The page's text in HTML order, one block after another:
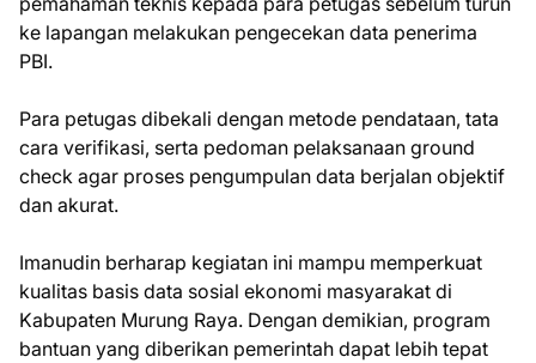
ke lapangan melakukan pengecekan data penerima
PBI.
Para petugas dibekali dengan metode pendataan, tata
cara verifikasi, serta pedoman pelaksanaan ground
check agar proses pengumpulan data berjalan objektif
dan akurat.
Imanudin berharap kegiatan ini mampu memperkuat
kualitas basis data sosial ekonomi masyarakat di
Kabupaten Murung Raya. Dengan demikian, program
bantuan yang diberikan pemerintah dapat lebih tepat